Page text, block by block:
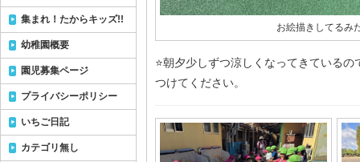
お絵描きしてるみ
⭐️朝夕少しずつ涼しくなってきている
つけてください。
集まれ！たからキッズ!!
幼稚園概要
園児募集ページ
プライバシーポリシー
いちご日記
カテゴリ無し